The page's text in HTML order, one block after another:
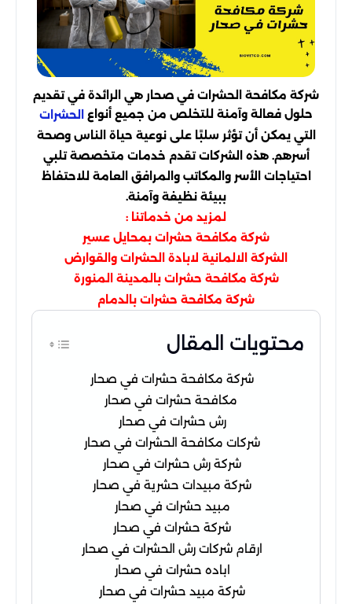
شركة مكافحة الحشرات في صحار هي الرائدة في تقديم
حلول فعالة وآمنة للتخلص من جميع أنواع
الحشرات
التي يمكن أن تؤثر سلبًا على نوعية حياة الناس وصحة
أسرهم. هذه الشركات تقدم خدمات متخصصة تلبي
احتياجات الأسر والمكاتب والمرافق العامة للاحتفاظ
ببيئة نظيفة وآمنة.
لمزيد من خدماتنا :
شركة مكافحة حشرات بمحايل عسير
الشركة الالمانية لابادة الحشرات والقوارض
شركة مكافحة حشرات بالمدينة المنورة
شركة مكافحة حشرات بالدمام
محتويات المقال
شركة مكافحة حشرات في صحار
مكافحة حشرات في صحار
رش حشرات في صحار
شركات مكافحة الحشرات في صحار
شركة رش حشرات في صحار
شركة مبيدات حشرية في صحار
مبيد حشرات في صحار
شركة حشرات في صحار
ارقام شركات رش الحشرات في صحار
اباده حشرات في صحار
شركة مبيد حشرات في صحار